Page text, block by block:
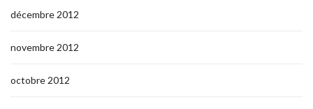
décembre 2012
novembre 2012
octobre 2012